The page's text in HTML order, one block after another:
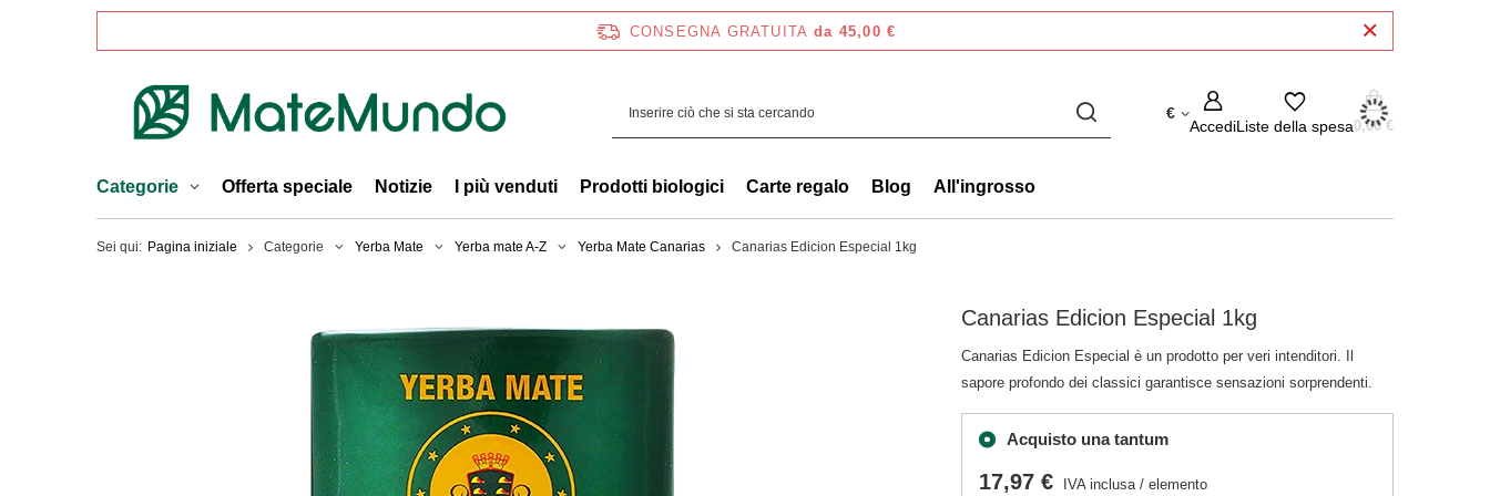
CONSEGNA GRATUITA da 45,00 €
€
AccediListe della spesa0,00 €
Categorie Offerta speciale Notizie I più venduti Prodotti biologici Carte regalo Blog All'ingrosso
Sei qui: Pagina iniziale Categorie Yerba Mate Yerba mate A-Z Yerba Mate Canarias Canarias Edicion Especial 1kg
Canarias Edicion Especial 1kg
Canarias Edicion Especial è un prodotto per veri intenditori. Il
sapore profondo dei classici garantisce sensazioni sorprendenti.
Acquisto una tantum
17,97 € IVA inclusa/elemento